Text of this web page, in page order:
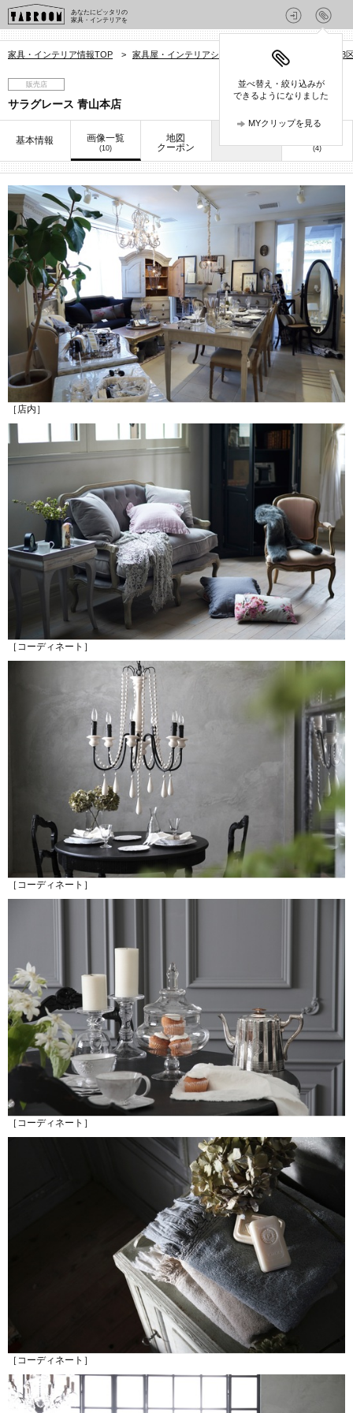
あなたにピッタリの
家具・インテリアを
並べ替え・絞り込みが
できるようになりました
MYクリップを見る
家具・インテリア情報TOP > 家具屋・インテリアショップを探す > 23
販売店
サラグレース 青山本店
基本情報 画像一覧
(10)
地図
クーポン
(4)
［店内］
［コーディネート］
［コーディネート］
［コーディネート］
［コーディネート］